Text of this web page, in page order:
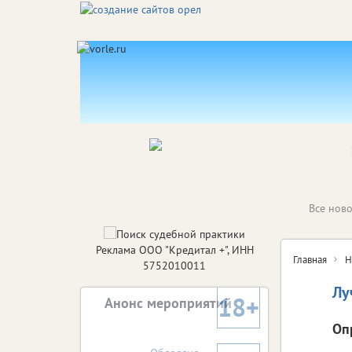
Все
Главная
Реклама ООО "Кредитал +", ИНН
5752010011
Анонс мероприятий18+